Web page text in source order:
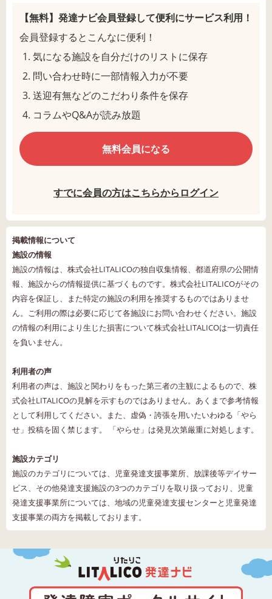
【無料】発達ナビ会員登録して便利にサービス利用！
会員登録するとこんなに便利！
気になる施設を自分だけのリストに保存
問い合わせ時に一部情報入力が不要
送迎有無などのこだわり条件を保存
コラムやQ&Aが読み放題
無料会員になる
すでに会員の方はこちらからログイン
掲載情報について
施設の情報
施設の情報は、株式会社LITALICOの独自収集情報、都道府県の公開情
報、施設からの情報提供に基づくものです。株式会社LITALICOがその
内容を保証し、また特定の施設の利用を推奨するものではありませ
ん。ご利用の際は必要に応じて各施設にお問い合わせください。施設
の情報の利用により生じた損害について株式会社LITALICOは一切責任
を負いません。
利用者の声
利用者の声は、施設と関わりをもった第三者の主観によるもので、株
式会社LITALICOの見解を示すものではありません。あくまで参考情報
として利用してください。また、虚偽・誇張を用いたいわゆる「やら
せ」投稿を固く禁じます。 「やらせ」は発見次第厳重に対処します。
施設カテゴリ
施設のカテゴリについては、児童発達支援事業所、放課後等デイサー
ビス、その他発達支援施設の3つのカテゴリを取り扱っており、児童
発達支援事業所については、地域の児童発達支援センターと児童発達
支援事業の両方を掲載しております。